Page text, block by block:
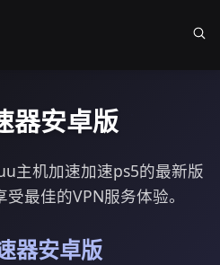
器安卓版
主机加速加速ps5的最新版
最佳的VPN服务体验。
器安卓版